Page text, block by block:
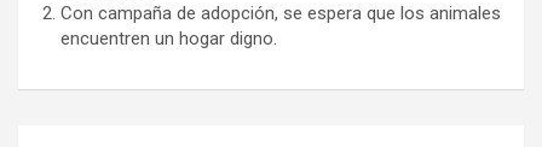
Con campaña de adopción, se espera que los animales
encuentren un hogar digno.